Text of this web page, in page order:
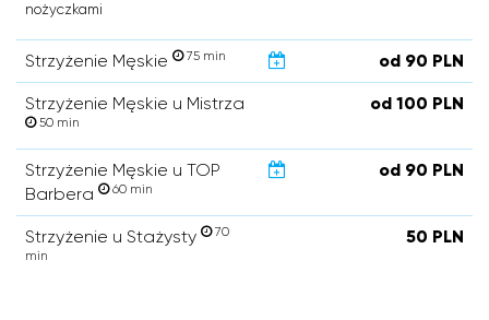
nożyczkami
Strzyżenie Męskie 75 min od 90 PLN
Strzyżenie Męskie u Mistrza
50 min
od 100 PLN
Strzyżenie Męskie u TOP
Barbera
60 min
od 90 PLN
Strzyżenie u Stażysty
70
min
50 PLN